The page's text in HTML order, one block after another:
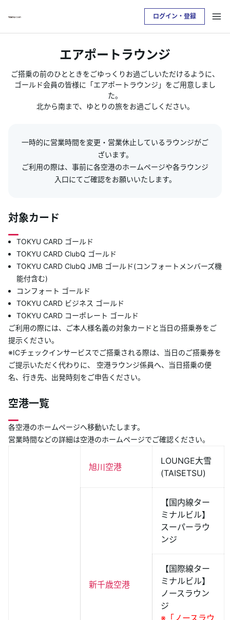
ログイン・登録
お支払い明細を確認したい方は
クレジットサービスへログインが必要です
ログイン・登録
TOKYU POINTについて
便利なサービス
あんしんサポート
キャンペーン
よくあるご質問・お問合せ
サイト内検索
エアポートラウンジ
ご搭乗の前のひとときをごゆっくりお過ごしいただけるように、
ゴールド会員の皆様に「エアポートラウンジ」をご用意しまし
た。
北から南まで、ゆとりの旅をお過ごしください。
一時的に営業時間を変更・営業休止しているラウンジがご
ざいます。
ご利用の際は、事前に各空港のホームページや各ラウンジ
入口にてご確認をお願いいたします。
対象カード
TOKYU CARD ゴールド
TOKYU CARD ClubQ ゴールド
TOKYU CARD ClubQ JMB ゴールド(コンフォートメンバーズ機
能付含む)
コンフォート ゴールド
TOKYU CARD ビジネス ゴールド
TOKYU CARD コーポレート ゴールド
ご利用の際には、ご本人様名義の対象カードと当日の搭乗券をご
提示ください。
※ICチェックインサービスでご搭乗される際は、当日のご搭乗券を
ご提示いただく代わりに、 空港ラウンジ係員へ、当日搭乗の便
名、行き先、出発時刻をご申告ください。
空港一覧
各空港のホームページへ移動いたします。
営業時間などの詳細は空港のホームページでご確認ください。
旭川空港
LOUNGE大雪
(TAISETSU)
新千歳空港
【国内線ター
ミナルビル】
スーパーラウ
ンジ
【国際線ター
ミナルビル】
ノースラウン
ジ
※「ノースラウ